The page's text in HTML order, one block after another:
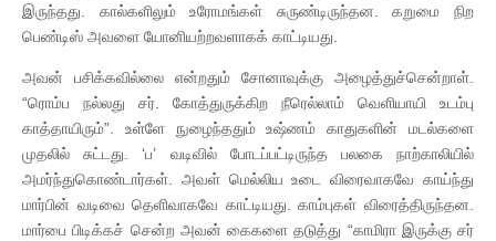
இருந்தது. கால்களிலும் உரோமங்கள் சுருண்டிருந்தன. கறுமை நிற
பெண்டிஸ் அவளை யோனியற்றவளாகக் காட்டியது.
அவன் பசிக்கவில்லை என்றதும் சோனாவுக்கு அழைத்துச்சென்றாள்.
“ரொம்ப நல்லது சர். கோத்துருக்கிற நீரெல்லாம் வெளியாயி உடம்பு
காத்தாயிரும்”. உள்ளே நுழைந்ததும் உஷ்ணம் காதுகளின் மடல்களை
முதலில் சுட்டது. ‘ப’ வடிவில் போடப்பட்டிருந்த பலகை நாற்காலியில்
அமர்ந்துகொண்டார்கள். அவள் மெல்லிய உடை விரைவாகவே காய்ந்து
மார்பின் வடிவை தெளிவாகவே காட்டியது. காம்புகள் விரைத்திருந்தன.
மார்பை பிடிக்கச் சென்ற அவன் கைகளை தடுத்து “காமிரா இருக்கு சர்